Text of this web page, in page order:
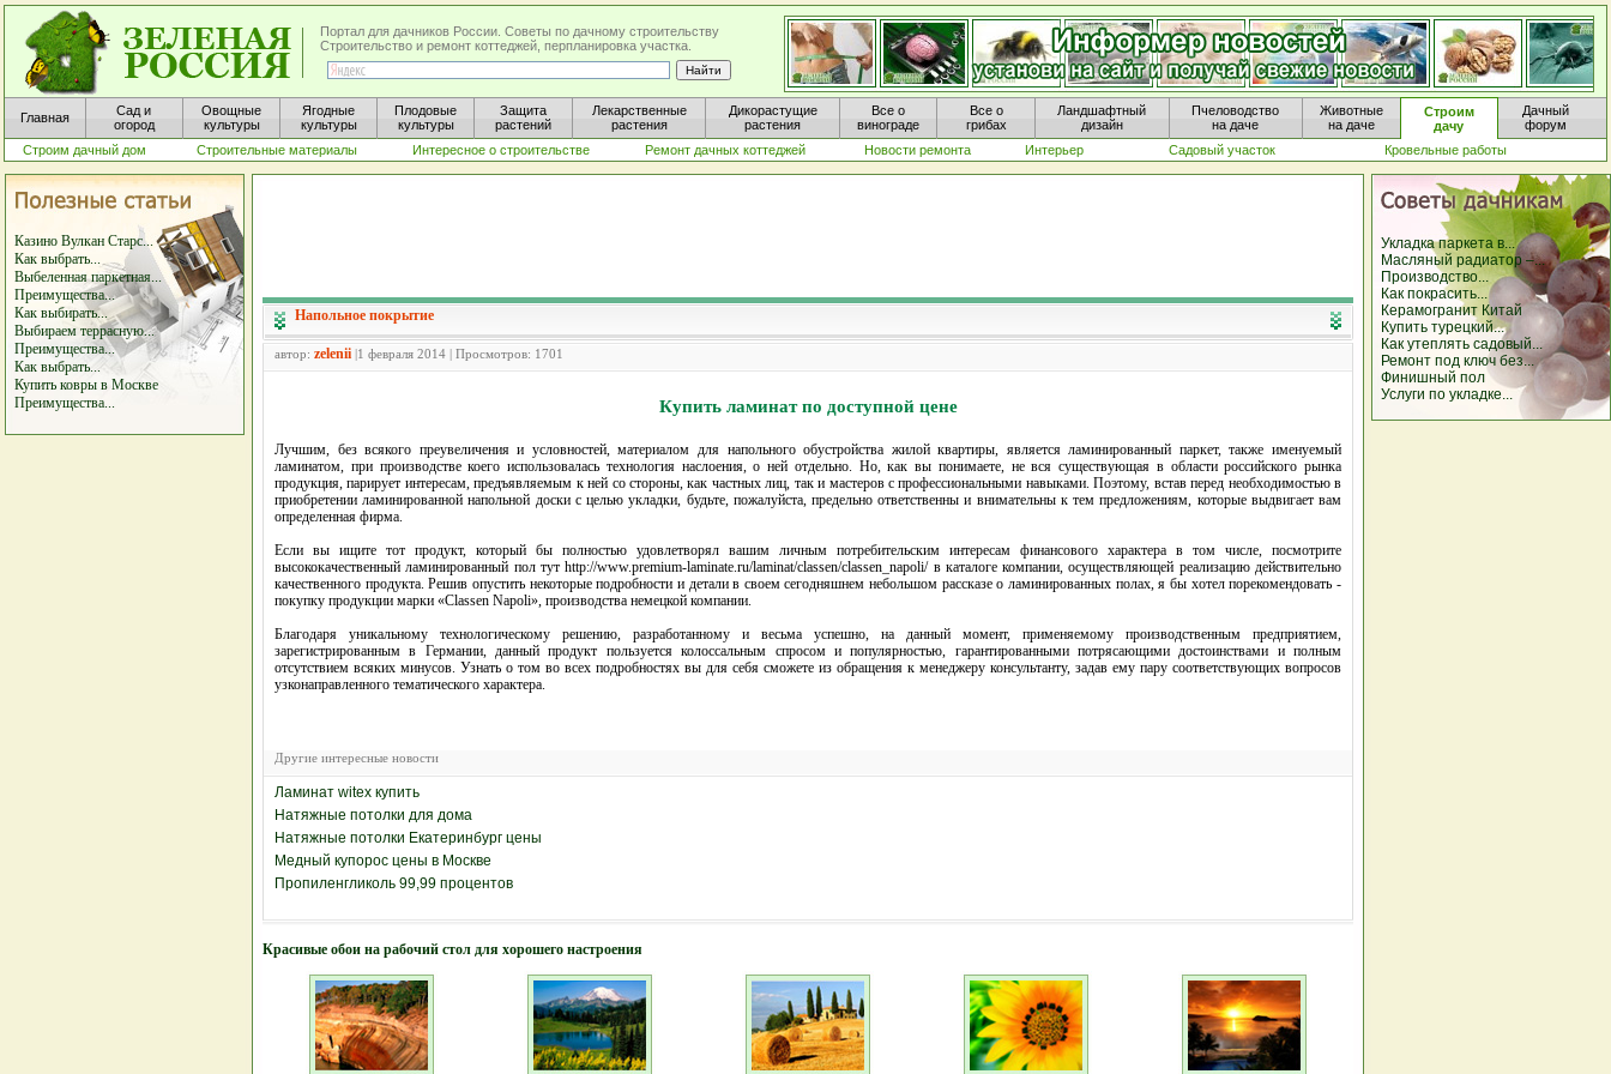
Портал для дачников России. Советы по дачному строительству
Строительство и ремонт коттеджей, перпланировка участка.
Главная
Сад и
огород
Овощные
культуры
Ягодные
культуры
Плодовые
культуры
Защита
растений
Лекарственные
растения
Дикорастущие
растения
Все о
винограде
Все о
грибах
Ландшафтный
дизайн
Пчеловодство
на даче
Животные
на даче
Строим
дачу
Дачный
форум
Строим дачный дом
Строительные материалы Интересное о строительстве Ремонт дачных коттеджей Новости ремонта Интерьер Садовый участок Кровельные работы
Казино Вулкан Старс...
Как выбрать...
Выбеленная паркетная...
Преимущества...
Как выбирать...
Выбираем террасную...
Преимущества...
Как выбрать...
Купить ковры в Москве
Преимущества...
Укладка паркета в...
Масляный радиатор –...
Производство...
Как покрасить...
Керамогранит Китай
Купить турецкий...
Как утеплять садовый...
Ремонт под ключ без...
Финишный пол
Услуги по укладке...
Напольное покрытие
автор: zelenii |1 февраля 2014 | Просмотров: 1701
Купить ламинат по доступной цене
Лучшим, без всякого преувеличения и условностей, материалом для напольного обустройства жилой квартиры, является ламинированный паркет, также именуемый
ламинатом, при производстве коего использовалась технология наслоения, о ней отдельно. Но, как вы понимаете, не вся существующая в области российского рынка
продукция, парирует интересам, предъявляемым к ней со стороны, как частных лиц, так и мастеров с профессиональными навыками. Поэтому, встав перед необходимостью в
приобретении ламинированной напольной доски с целью укладки, будьте, пожалуйста, предельно ответственны и внимательны к тем предложениям, которые выдвигает вам
определенная фирма.
Если вы ищите тот продукт, который бы полностью удовлетворял вашим личным потребительским интересам финансового характера в том числе, посмотрите
высококачественный ламинированный пол тут http://www.premium-laminate.ru/laminat/classen/classen_napoli/ в каталоге компании, осуществляющей реализацию действительно
качественного продукта. Решив опустить некоторые подробности и детали в своем сегодняшнем небольшом рассказе о ламинированных полах, я бы хотел порекомендовать -
покупку продукции марки «Classen Napoli», производства немецкой компании.
Благодаря уникальному технологическому решению, разработанному и весьма успешно, на данный момент, применяемому производственным предприятием,
зарегистрированным в Германии, данный продукт пользуется колоссальным спросом и популярностью, гарантированными потрясающими достоинствами и полным
отсутствием всяких минусов. Узнать о том во всех подробностях вы для себя сможете из обращения к менеджеру консультанту, задав ему пару соответствующих вопросов
узконаправленного тематического характера.
Другие интересные новости
Ламинат witex купить
Натяжные потолки для дома
Натяжные потолки Екатеринбург цены
Медный купорос цены в Москве
Пропиленгликоль 99,99 процентов
Красивые обои на рабочий стол для хорошего настроения